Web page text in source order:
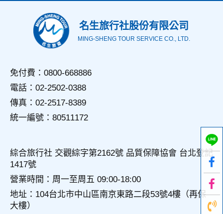
名生旅行社股份有限公司
MING-SHENG TOUR SERVICE CO., LTD.
免付費：0800-668886
電話：02-2502-0388
傳真：02-2517-8389
統一編號：80511172
綜合旅行社 交觀綜字第2162號 品質保障協會 台北登記
1417號
營業時間：周一至周五 09:00-18:00
地址：104台北市中山區南京東路二段53號4樓（再保
大樓）